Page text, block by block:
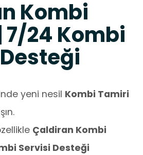
Kombi
7/24 Kombi
yeni nesil Kombi Tamiri
Çaldiran Kombi
Servisi Desteği